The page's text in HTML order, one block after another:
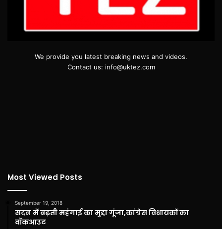
We provide you latest breaking news and videos.
Contact us: info@uktez.com
Most Viewed Posts
September 19, 2018
सदन में बढ़ती महंगाई का मुद्दा गूंजा,कांग्रेस विधायकों का
वॉकआउट